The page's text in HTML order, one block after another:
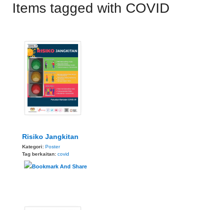
Items tagged with COVID
Risiko Jangkitan
Kategori: Poster
Tag berkaitan: covid